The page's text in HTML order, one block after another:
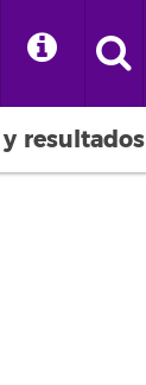
resultados